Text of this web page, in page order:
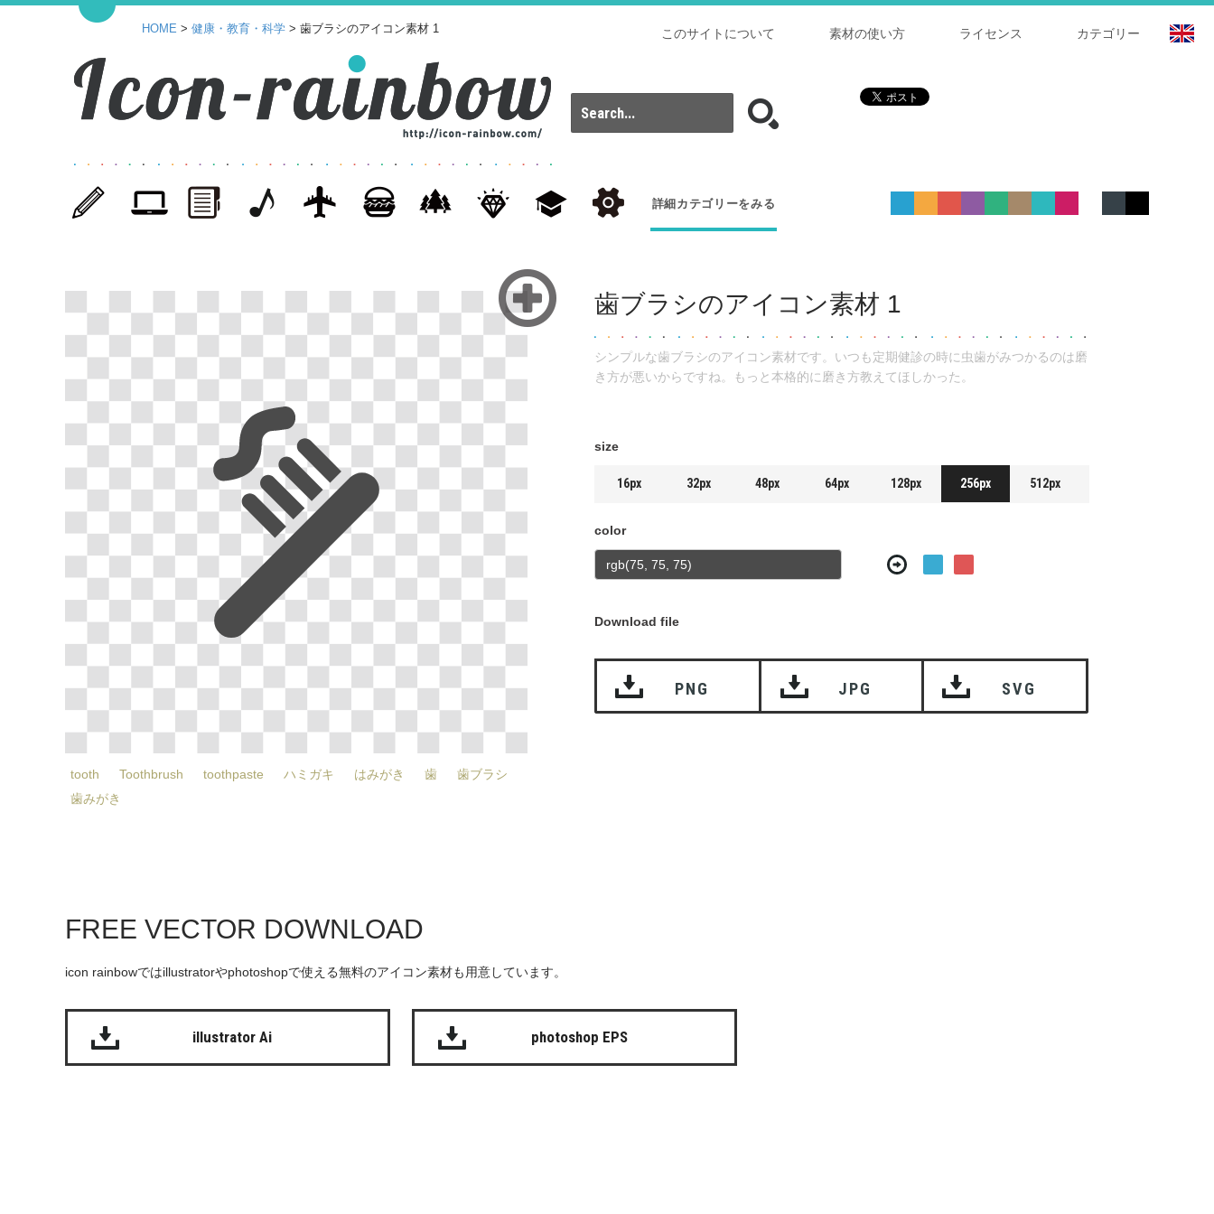
カテゴリー
ライセンス
素材の使い方
このサイトについて
HOME > 健康・教育・科学 > 歯ブラシのアイコン素材 1
詳細カテゴリーをみる
tooth Toothbrush toothpaste ハミガキ はみがき 歯
歯ブラシ
歯みがき
歯ブラシのアイコン素材 1
シンプルな歯ブラシのアイコン素材です。いつも定期健診の時に虫歯がみつかるのは磨
き方が悪いからですね。もっと本格的に磨き方教えてほしかった。
size
16px 32px 48px 64px 128px 256px 512px
color
Download file
PNG JPG SVG
FREE VECTOR DOWNLOAD
icon rainbowではillustratorやphotoshopで使える無料のアイコン素材も用意しています。
illustrator Ai photoshop EPS